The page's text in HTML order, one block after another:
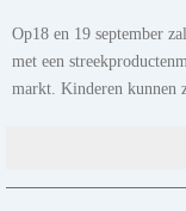
Op18 en 19 september
met een
markt. Kinderen kunnen